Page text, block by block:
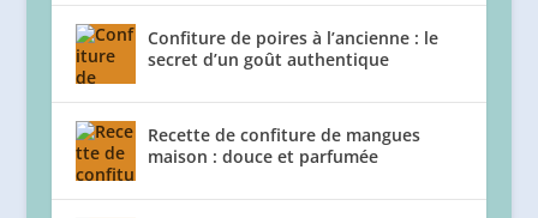
Confiture de poires à l’ancienne : le
secret d’un goût authentique
Recette de confiture de mangues
maison : douce et parfumée